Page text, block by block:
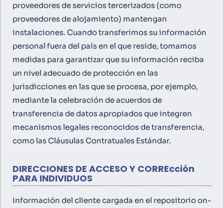
proveedores de servicios tercerizados (como
proveedores de alojamiento) mantengan
instalaciones. Cuando transferimos su información
personal fuera del país en el que reside, tomamos
medidas para garantizar que su información reciba
un nivel adecuado de protección en las
jurisdicciones en las que se procesa, por ejemplo,
mediante la celebración de acuerdos de
transferencia de datos apropiados que integren
mecanismos legales reconocidos de transferencia,
como las Cláusulas Contratuales Estándar.
DIRECCIONES DE ACCESO Y CORREcción
PARA INDIVIDUOS
Información del cliente cargada en el repositorio on-